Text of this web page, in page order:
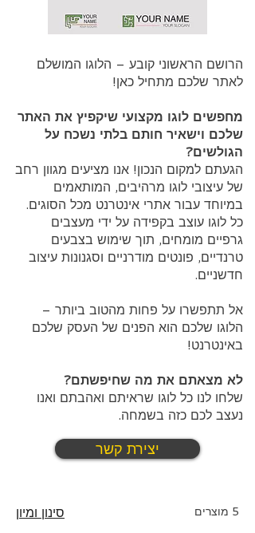
הרושם הראשוני קובע – הלוגו המושלם
לאתר שלכם מתחיל כאן!
מחפשים לוגו מקצועי שיקפיץ את האתר
שלכם וישאיר חותם בלתי נשכח על
הגולשים?
הגעתם למקום הנכון! אנו מציעים מגוון רחב
של עיצובי לוגו מרהיבים, המותאמים
במיוחד עבור אתרי אינטרנט מכל הסוגים.
כל לוגו עוצב בקפידה על ידי מעצבים
גרפיים מומחים, תוך שימוש בצבעים
טרנדיים, פונטים מודרניים וסגנונות עיצוב
חדשניים.
אל תתפשרו על פחות מהטוב ביותר –
הלוגו שלכם הוא הפנים של העסק שלכם
באינטרנט!
לא מצאתם את מה שחיפשתם?
שלחו לנו כל לוגו שראיתם ואהבתם ואנו
נעצב לכם כזה בשמחה.
יצירת קשר
5 מוצרים סינון ומיון